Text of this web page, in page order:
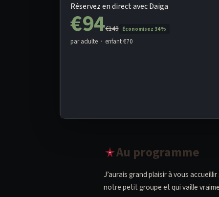
Au programme
J’aurais grand plaisir à vous
notre petit groupe et qui vaille
Réservez en direct avec Daiga
€94€149 Économisez 34 %
par adulte · enfant €70